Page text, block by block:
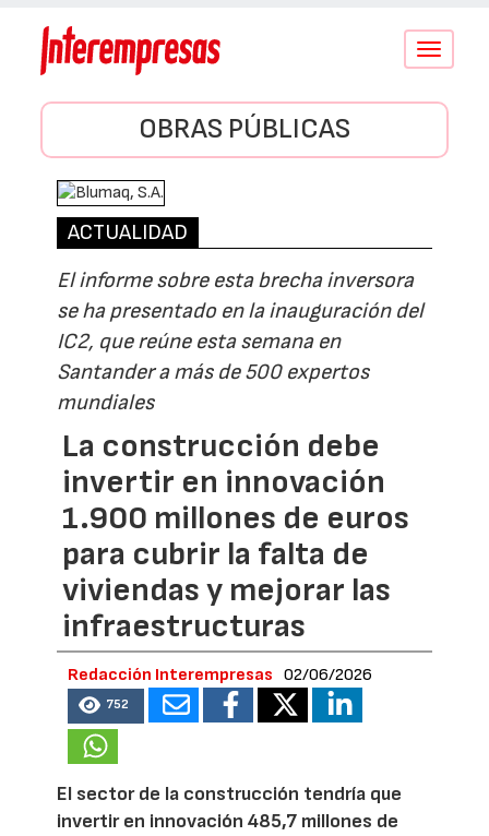
Conmutar
OBRAS PÚBLICAS
ACTUALIDAD
El informe sobre esta brecha inversora
se ha presentado en la inauguración del
IC2, que reúne esta semana en
Santander a más de 500 expertos
mundiales
La construcción debe
invertir en innovación
1.900 millones de euros
para cubrir la falta de
viviendas y mejorar las
infraestructuras
Redacción Interempresas 02/06/2026
752
El sector de la construcción tendría que
invertir en innovación 485,7 millones de